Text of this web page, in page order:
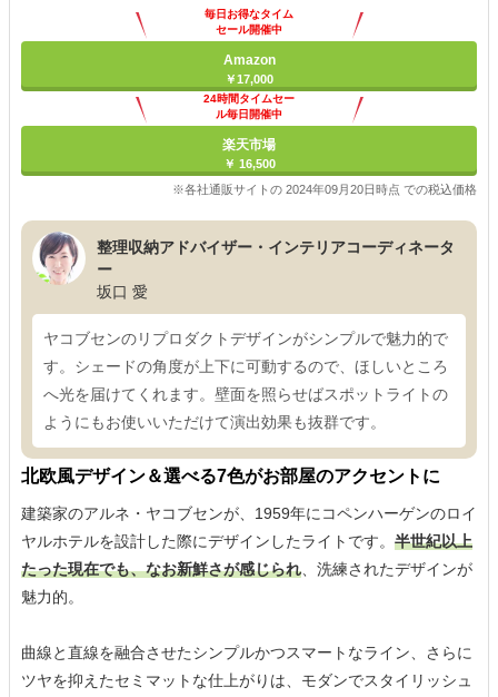
毎日お得なタイム
セール開催中
Amazon
￥17,000
24時間タイムセー
ル毎日開催中
楽天市場
￥ 16,500
※各社通販サイトの 2024年09月20日時点 での税込価格
整理収納アドバイザー・インテリアコーディネータ
ー
坂口 愛
ヤコブセンのリプロダクトデザインがシンプルで魅力的で
す。シェードの角度が上下に可動するので、ほしいところ
へ光を届けてくれます。壁面を照らせばスポットライトの
ようにもお使いいただけて演出効果も抜群です。
北欧風デザイン＆選べる7色がお部屋のアクセントに
建築家のアルネ・ヤコブセンが、1959年にコペンハーゲンのロイ
ヤルホテルを設計した際にデザインしたライトです。 半世紀以上
たった現在でも、なお新鮮さが感じられ 、洗練されたデザインが
魅力的。
曲線と直線を融合させたシンプルかつスマートなライン、さらに
ツヤを抑えたセミマットな仕上がりは、モダンでスタイリッシュ